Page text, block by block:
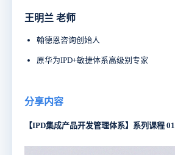
王明兰 老师
翰德恩咨询创始人
原华为IPD+敏捷体系高级别专家
分享内容
【IPD集成产品开发管理体系】系列课程 01